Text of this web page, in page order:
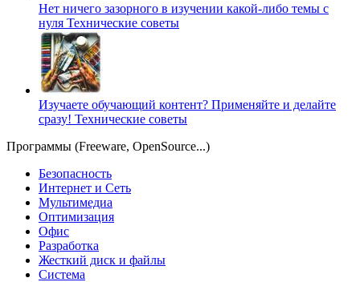
Нет ничего зазорного в изучении какой-либо темы с
нуля Технические советы
Изучаете обучающий контент? Применяйте и делайте
сразу! Технические советы
Программы (Freeware, OpenSource...)
Безопасность
Интернет и Сеть
Мультимедиа
Оптимизация
Офис
Разработка
Жесткий диск и файлы
Система